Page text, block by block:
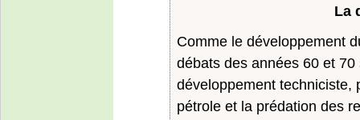
La
Comme le développement
débats des années 60 et
développement techniciste,
pétrole et la prédation des